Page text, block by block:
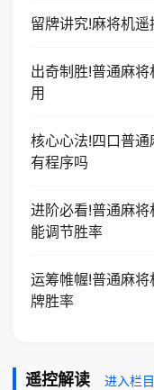
留牌讲究!麻将机
出奇制胜!普通麻
用
核心心法!四口普
有程序吗
进阶必看!普通麻
能调节胜率
运筹帷幄!普通麻
牌胜率
遥控解读 进入栏